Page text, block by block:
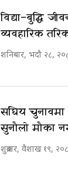
विद्या–बुद्धि
व्यवहारिक
शनिबार, भदौ २८,
संघिय चुनावमा
सुनौलो मौका
शुक्रबार, वैशाख १९,